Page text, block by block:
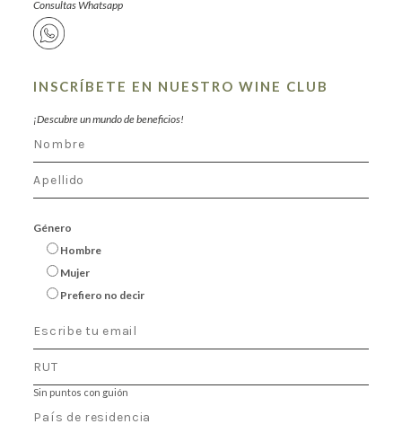
Consultas Whatsapp
INSCRÍBETE EN NUESTRO WINE CLUB
¡Descubre un mundo de beneficios!
Género
Hombre
Mujer
Prefiero no decir
Sin puntos con guión